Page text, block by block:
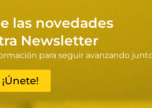
las novedades
Newsletter
para seguir avanzando
¡Únete!